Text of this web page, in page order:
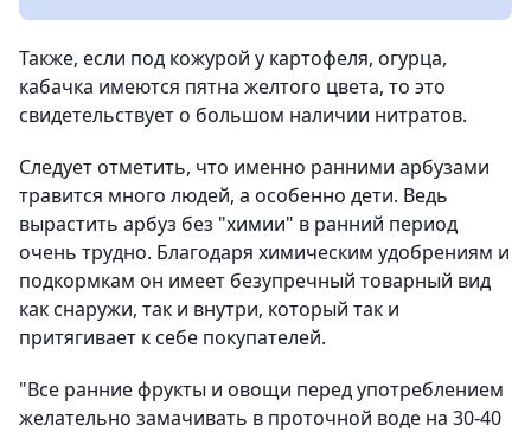
Также, если под кожурой у картофеля, огурца,
кабачка имеются пятна желтого цвета, то это
свидетельствует о большом наличии нитратов.
Следует отметить, что именно ранними арбузами
травится много людей, а особенно дети. Ведь
вырастить арбуз без "химии" в ранний период
очень трудно. Благодаря химическим удобрениям и
подкормкам он имеет безупречный товарный вид
как снаружи, так и внутри, который так и
притягивает к себе покупателей.
"Все ранние фрукты и овощи перед употреблением
желательно замачивать в проточной воде на 30-40